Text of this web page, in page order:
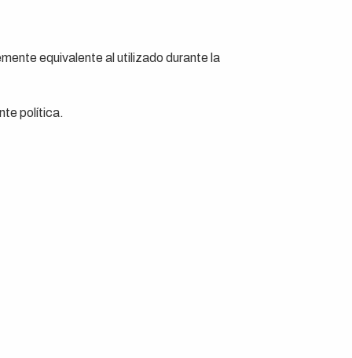
equivalente al utilizado durante la
política.